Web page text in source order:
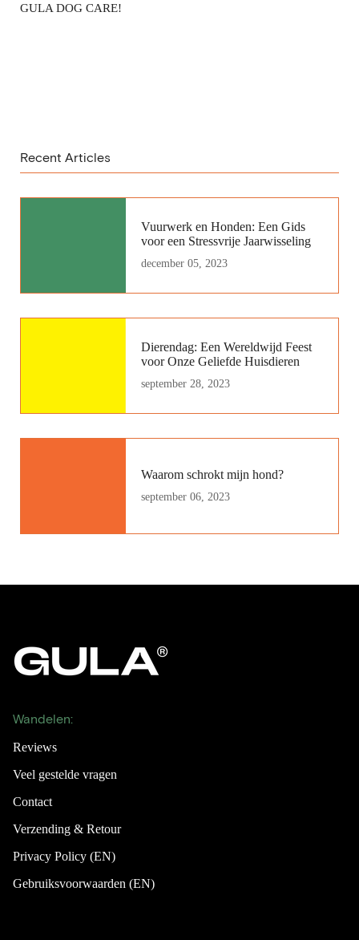
GULA DOG CARE!
Recent Articles
Vuurwerk en Honden: Een Gids
voor een Stressvrije Jaarwisseling
december 05, 2023
Dierendag: Een Wereldwijd Feest
voor Onze Geliefde Huisdieren
september 28, 2023
Waarom schrokt mijn hond?
september 06, 2023
Wandelen:
Reviews
Veel gestelde vragen
Contact
Verzending & Retour
Privacy Policy (EN)
Gebruiksvoorwaarden (EN)